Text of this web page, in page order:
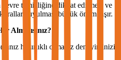
çevre temizliğine dikkat edilmesi ve
uyulması büyük önem taşır.
Almalısınız?
hazırlıklı olmanız deneyiminizi